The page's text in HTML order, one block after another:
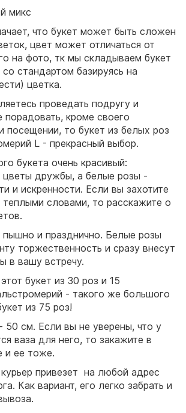
микс
что букет может быть сложен
цвет может отличаться от
на фото, тк мы складываем букет
стандартом базируясь на
цветка.
проведать подругу и
порадовать, кроме своего
посещении, то букет из белых роз
L - прекрасный выбор.
букета очень красивый:
цветы дружбы, а белые розы -
и искренности. Если вы захотите
теплыми словами, то расскажите о
пышно и празднично. Белые розы
торжественность и сразу внесут
в вашу встречу.
букет из 30 роз и 15
- такого же большого
из 75 роз!
50 см. Если вы не уверены, что у
ваза для него, то закажите в
и ее тоже.
привезет на любой адрес
Как вариант, его легко забрать и